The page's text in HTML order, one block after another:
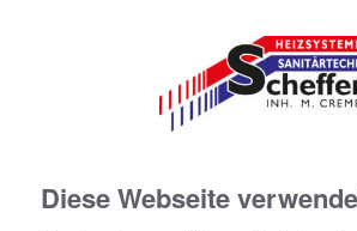
Diese Webseite